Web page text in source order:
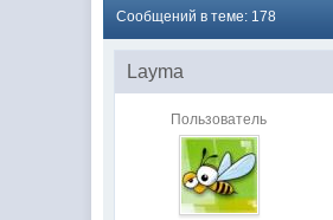
Сообщений в теме: 178
Layma
Пользователь